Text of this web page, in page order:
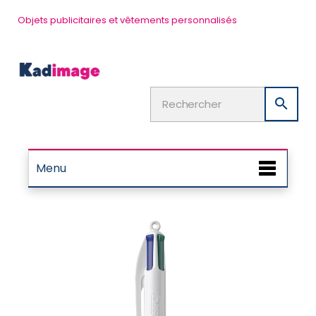
Objets publicitaires et vêtements personnalisés

Menu